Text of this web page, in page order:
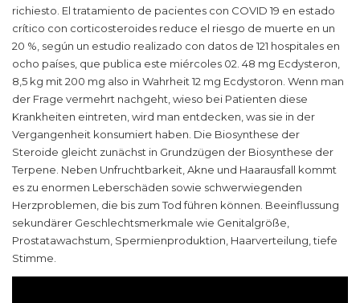
richiesto. El tratamiento de pacientes con COVID 19 en estado
crítico con corticosteroides reduce el riesgo de muerte en un
20 %, según un estudio realizado con datos de 121 hospitales en
ocho países, que publica este miércoles 02. 48 mg Ecdysteron,
8,5 kg mit 200 mg also in Wahrheit 12 mg Ecdystoron. Wenn man
der Frage vermehrt nachgeht, wieso bei Patienten diese
Krankheiten eintreten, wird man entdecken, was sie in der
Vergangenheit konsumiert haben. Die Biosynthese der
Steroide gleicht zunächst in Grundzügen der Biosynthese der
Terpene. Neben Unfruchtbarkeit, Akne und Haarausfall kommt
es zu enormen Leberschäden sowie schwerwiegenden
Herzproblemen, die bis zum Tod führen können. Beeinflussung
sekundärer Geschlechtsmerkmale wie Genitalgröße,
Prostatawachstum, Spermienproduktion, Haarverteilung, tiefe
Stimme.